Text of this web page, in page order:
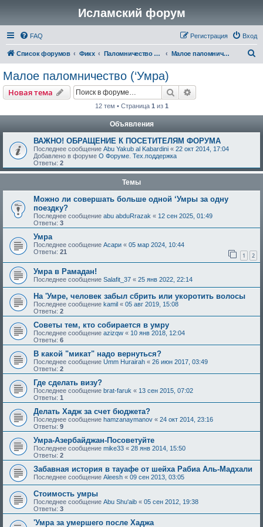
Исламский форум
FAQ Вход
Регистрация
Список форумов Фикх Паломничество (Хадж) Малое паломничество (‘Умра)
Малое паломничество (‘Умра)
Новая тема Поиск
12 тем • Страница 1 из 1
Объявления
ВАЖНО! ОБРАЩЕНИЕ К ПОСЕТИТЕЛЯМ ФОРУМА
Последнее сообщение Abu Yakub al Kabardini « 22 окт 2014, 17:04
Добавлено в форуме О Форуме. Тех.поддержка
Ответы: 2
Темы
Можно ли совершать больше одной ‘Умры за одну
поездку?
Последнее сообщение abu abduRrazak « 12 сен 2025, 01:49
Ответы: 3
Умра
Последнее сообщение Асари « 05 мар 2024, 10:44
Ответы: 21 1 2
Умра в Рамадан!
Последнее сообщение Salafit_37 « 25 янв 2022, 22:14
На 'Умре, человек забыл сбрить или укоротить волосы
Последнее сообщение kamil « 05 авг 2019, 15:08
Ответы: 2
Советы тем, кто собирается в умру
Последнее сообщение azizqw « 10 янв 2018, 12:04
Ответы: 6
В какой "микат" надо вернуться?
Последнее сообщение Umm Hurairah « 26 июн 2017, 03:49
Ответы: 2
Где сделать визу?
Последнее сообщение brat-faruk « 13 сен 2015, 07:02
Ответы: 1
Делать Хадж за счет бюджета?
Последнее сообщение hamzanaymanov « 24 окт 2014, 23:16
Ответы: 9
Умра-Азербайджан-Посоветуйте
Последнее сообщение mike33 « 28 янв 2014, 15:50
Ответы: 2
Забавная история в тауафе от шейха Рабиа Аль-Мадхали
Последнее сообщение Aleesh « 09 сен 2013, 03:05
Стоимость умры
Последнее сообщение Abu Shu'aib « 05 сен 2012, 19:38
Ответы: 3
'Умрa за умершего после Хаджа